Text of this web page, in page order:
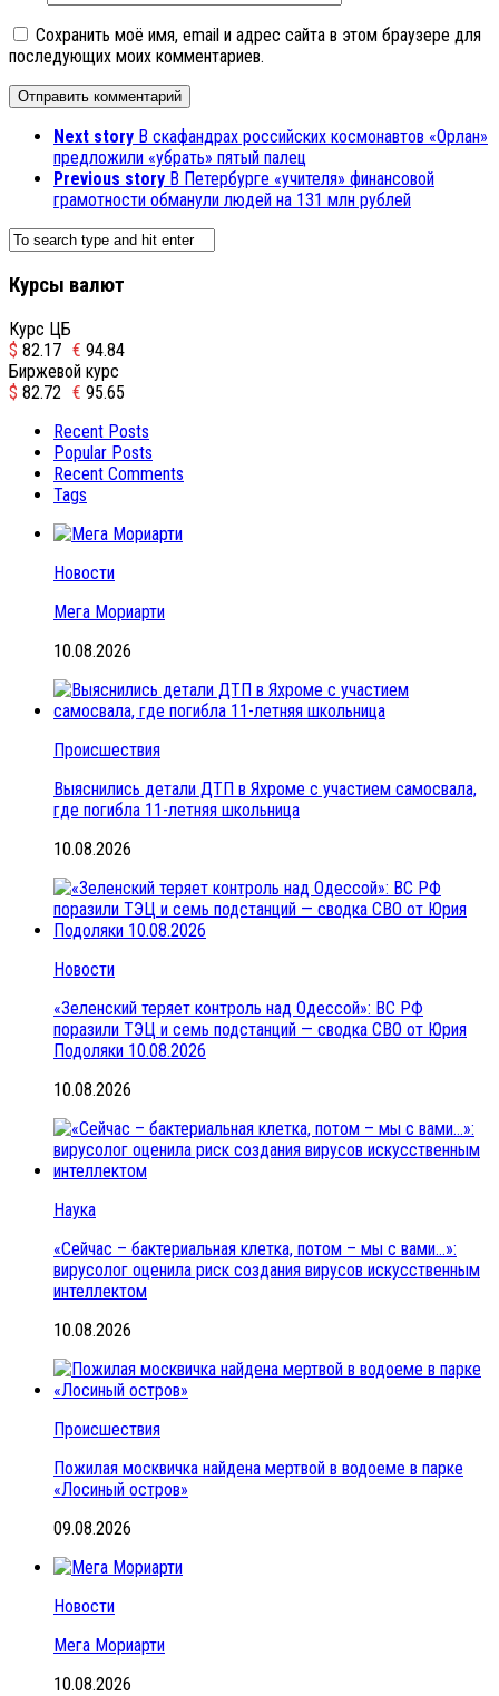
Сохранить моё имя, email и адрес сайта в этом браузере для
последующих моих комментариев.
Next story В скафандрах российских космонавтов «Орлан»
предложили «убрать» пятый палец
Previous story В Петербурге «учителя» финансовой
грамотности обманули людей на 131 млн рублей
Курсы валют
Курс ЦБ
$ 82.17 € 94.84
Биржевой курс
$ 82.72 € 95.65
Recent Posts
Popular Posts
Recent Comments
Tags
Новости
Мега Мориарти
10.08.2026
Происшествия
Выяснились детали ДТП в Яхроме с участием самосвала,
где погибла 11-летняя школьница
10.08.2026
Новости
«Зеленский теряет контроль над Одессой»: ВС РФ
поразили ТЭЦ и семь подстанций — сводка СВО от Юрия
Подоляки 10.08.2026
10.08.2026
Наука
«Сейчас – бактериальная клетка, потом – мы с вами…»:
вирусолог оценила риск создания вирусов искусственным
интеллектом
10.08.2026
Происшествия
Пожилая москвичка найдена мертвой в водоеме в парке
«Лосиный остров»
09.08.2026
Новости
Мега Мориарти
10.08.2026